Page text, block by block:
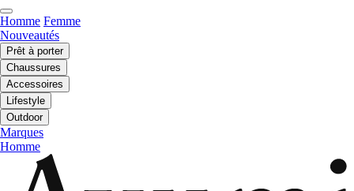
Homme Femme
Nouveautés
Prêt à porter
Chaussures
Accessoires
Lifestyle
Outdoor
Marques
Homme